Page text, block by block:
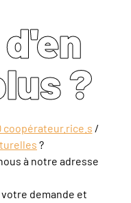
?
coopérateur.rice.s /
?
à notre adresse
demande et